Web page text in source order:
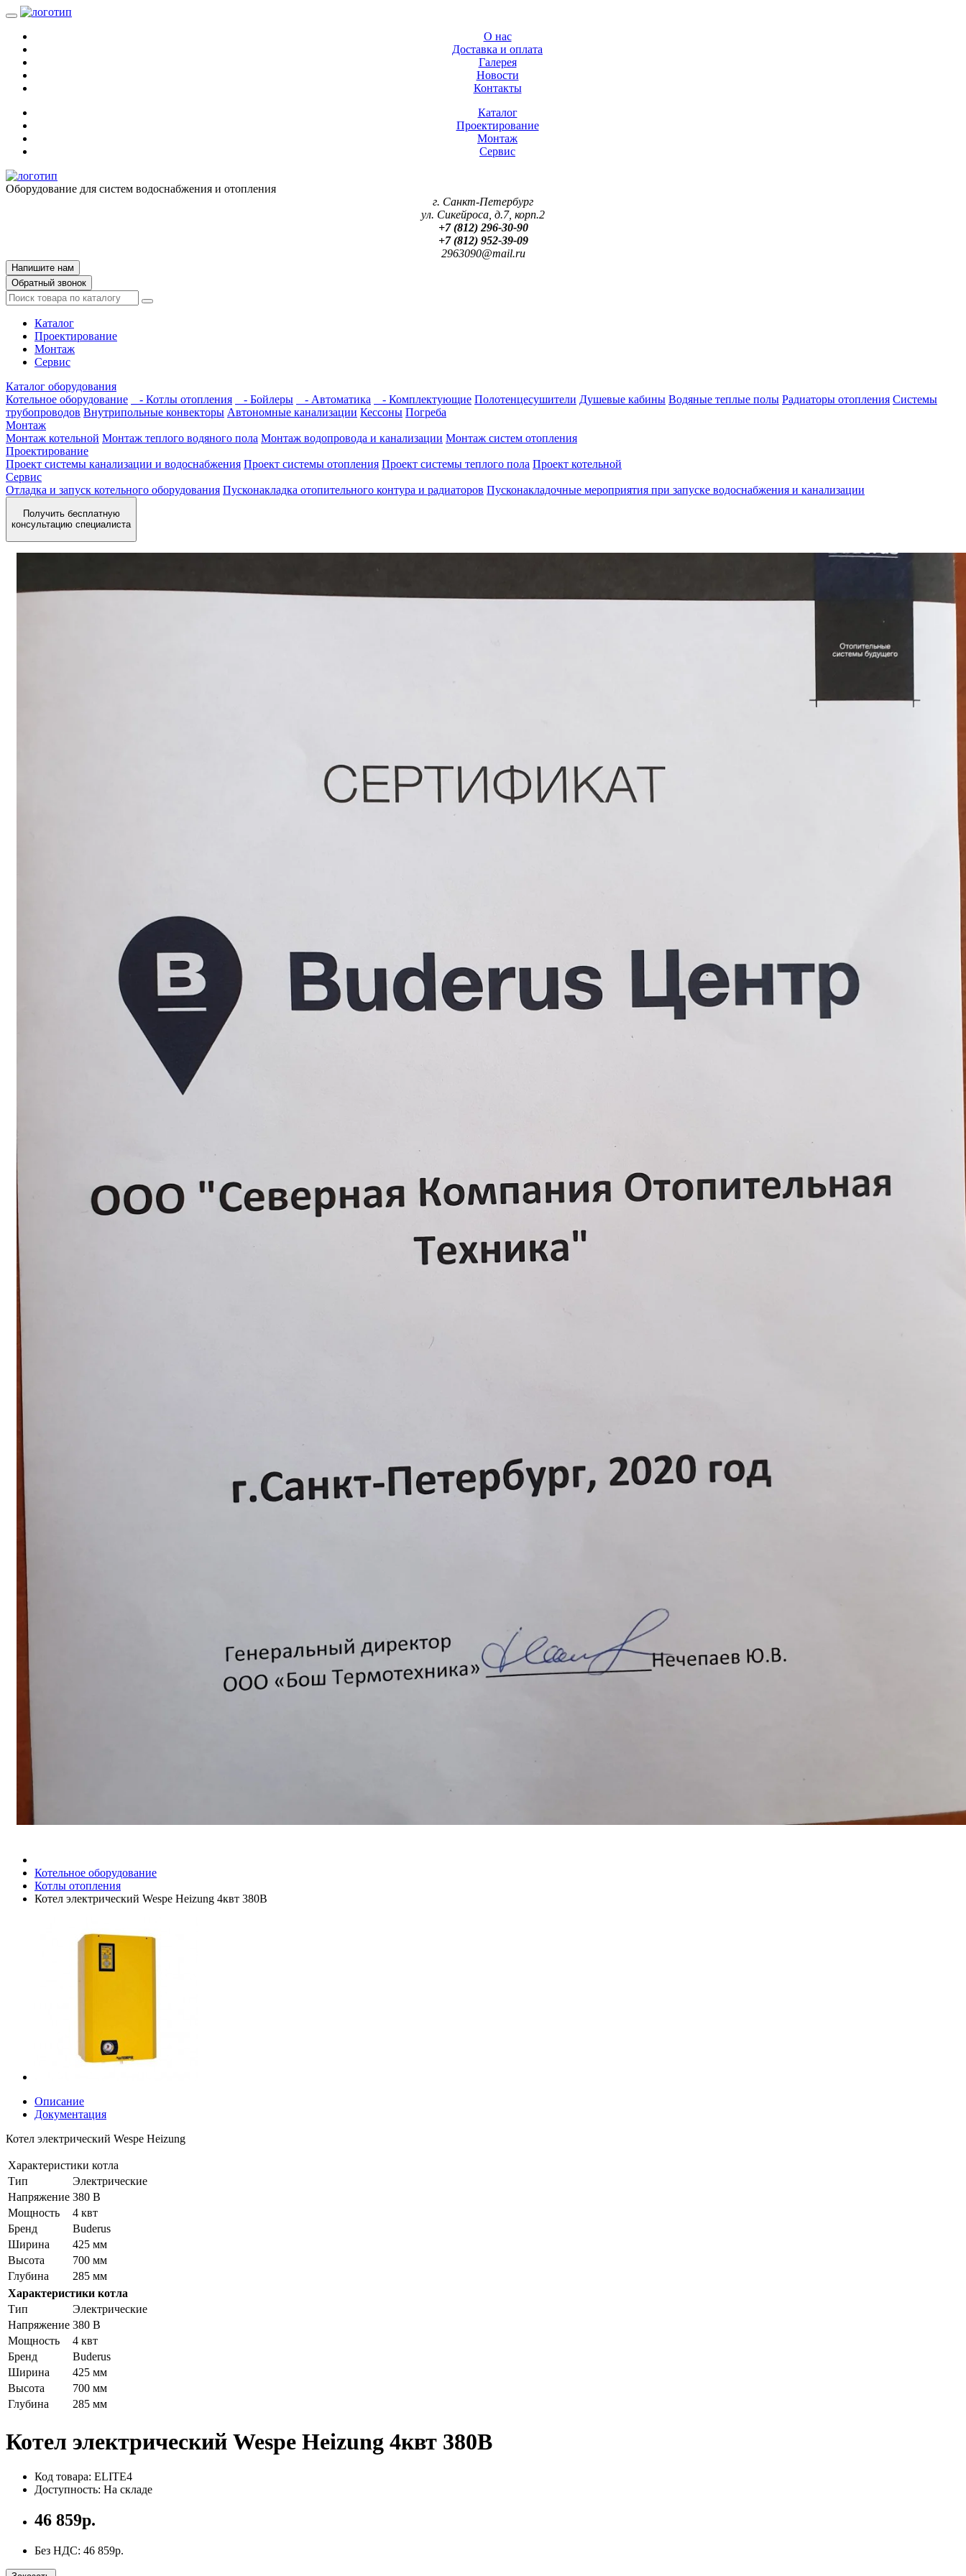
О нас
Доставка и оплата
Галерея
Новости
Контакты
Каталог
Проектирование
Монтаж
Сервис
Оборудование для систем водоснабжения и отопления
г. Санкт-Петербург
ул. Сикейроса, д.7, корп.2
+7 (812) 296-30-90
+7 (812) 952-39-09
2963090@mail.ru
Напишите нам
Обратный звонок
Каталог
Проектирование
Монтаж
Сервис
Каталог оборудования
Котельное оборудование
- Котлы отопления - Бойлеры - Автоматика - Комплектующие Полотенцесушители Душевые кабины Водяные теплые полы Радиаторы отопления Системы
трубопроводов Внутрипольные конвекторы Автономные канализации Кессоны Погреба
Монтаж
Монтаж котельной Монтаж теплого водяного пола Монтаж водопровода и канализации Монтаж систем отопления
Проектирование
Проект системы канализации и водоснабжения Проект системы отопления Проект системы теплого пола Проект котельной
Сервис
Отладка и запуск котельного оборудования Пусконакладка отопительного контура и радиаторов Пусконакладочные мероприятия при запуске водоснабжения и канализации
Получить бесплатную
консультацию специалиста
Котельное оборудование
Котлы отопления
Котел электрический Wespe Heizung 4квт 380В
Описание
Документация
Котел электрический Wespe Heizung
Характеристики котла
Тип
Электрические
Напряжение 380 В
Мощность
4 квт
Бренд
Buderus
Ширина
425 мм
Высота
700 мм
Глубина
285 мм
Характеристики котла
Тип
Электрические
Напряжение 380 В
Мощность
4 квт
Бренд
Buderus
Ширина
425 мм
Высота
700 мм
Глубина
285 мм
Котел электрический Wespe Heizung 4квт 380В
Код товара: ELITE4
Доступность: На складе
46 859р.
Без НДС: 46 859р.